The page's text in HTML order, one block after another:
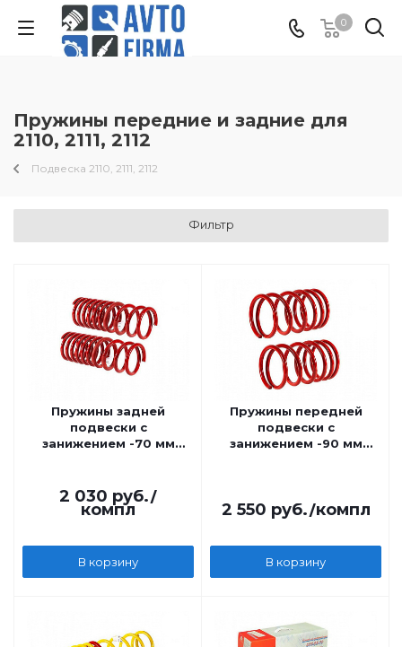
0
Пружины передние и задние для
2110, 2111, 2112
Подвеска 2110, 2111, 2112
Фильтр
Пружины задней
подвески с
занижением -70 мм
2 030 руб./
компл
В корзину
Пружины передней
подвески с
занижением -90 мм
2 550 руб./компл
В корзину